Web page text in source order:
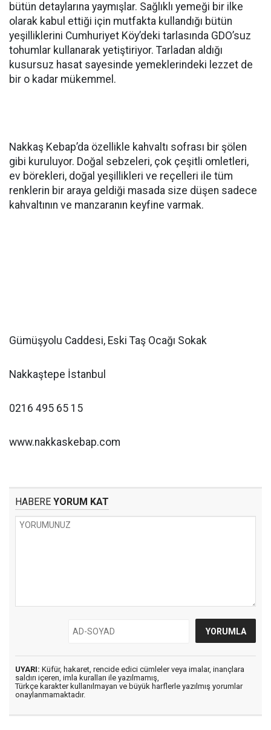
bütün detaylarına yaymışlar. Sağlıklı yemeği bir ilke
olarak kabul ettiği için mutfakta kullandığı bütün
yeşilliklerini Cumhuriyet Köy’deki tarlasında GDO’suz
tohumlar kullanarak yetiştiriyor. Tarladan aldığı
kusursuz hasat sayesinde yemeklerindeki lezzet de
bir o kadar mükemmel.
Nakkaş Kebap’da özellikle kahvaltı sofrası bir şölen
gibi kuruluyor. Doğal sebzeleri, çok çeşitli omletleri,
ev börekleri, doğal yeşillikleri ve reçelleri ile tüm
renklerin bir araya geldiği masada size düşen sadece
kahvaltının ve manzaranın keyfine varmak.
Gümüşyolu Caddesi, Eski Taş Ocağı Sokak
Nakkaştepe İstanbul
0216 495 65 15
www.nakkaskebap.com
HABERE YORUM KAT
UYARI: Küfür, hakaret, rencide edici cümleler veya imalar, inançlara
saldırı içeren, imla kuralları ile yazılmamış,
Türkçe karakter kullanılmayan ve büyük harflerle yazılmış yorumlar
onaylanmamaktadır.